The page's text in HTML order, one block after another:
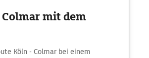
mit dem
Köln - Colmar bei einem